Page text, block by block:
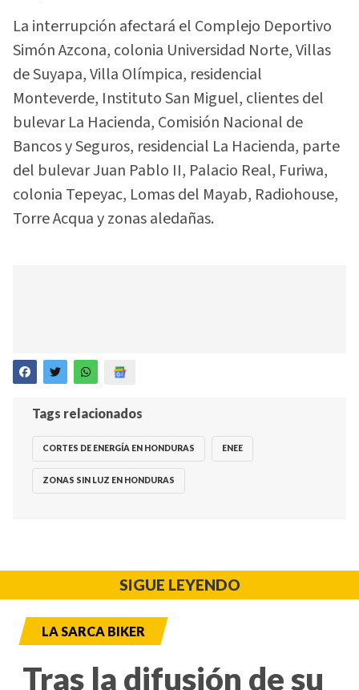
La interrupción afectará el Complejo Deportivo
Simón Azcona, colonia Universidad Norte, Villas
de Suyapa, Villa Olímpica, residencial
Monteverde, Instituto San Miguel, clientes del
bulevar La Hacienda, Comisión Nacional de
Bancos y Seguros, residencial La Hacienda, parte
del bulevar Juan Pablo II, Palacio Real, Furiwa,
colonia Tepeyac, Lomas del Mayab, Radiohouse,
Torre Acqua y zonas aledañas.
Tags relacionados
CORTES DE ENERGÍA EN HONDURAS ENEE
ZONAS SIN LUZ EN HONDURAS
SIGUE LEYENDO
LA SARCA BIKER
Tras la difusión de su